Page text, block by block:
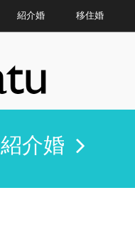
紹介婚 移住婚
紹介婚